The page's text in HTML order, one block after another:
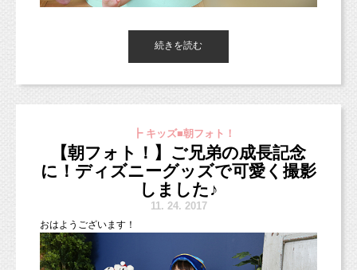
いろんな衣装をお子様に着せて撮影したいとい
スタジオミルクは合いませんので、
＼フォロー大歓迎！／
牧田麻子Facebook
https://www.facebook.com/asako.makida
よ！？
ちょっとテンション上がりませんか？
「読者数◯◯万人」とか、
「御社のターゲット層が見ています」とか言わ
れたら、
効果が出るかも！と思っちゃいますよね！
さて今日は、そんな形でSNSで出会った方と
ランチに行ってきました！
食べ物写真作家の中村美穂さん。
http://nakamuramiho.com
での出会いは、本当に面白いですね。
会ったこともない人と、急激に距離が近くなり
ます。
ハーフバースデーおめでとう（＾＾）
お気に入りのミッキーのぬいぐるみ、いろいろお持ちいただきま
した♪
続きを読む
┣ キッズ■朝フォト！
【朝フォト！】ご兄弟の成長記念
に！ディズニーグッズで可愛く撮影
しました♪
11. 24. 2017
おはようございます！